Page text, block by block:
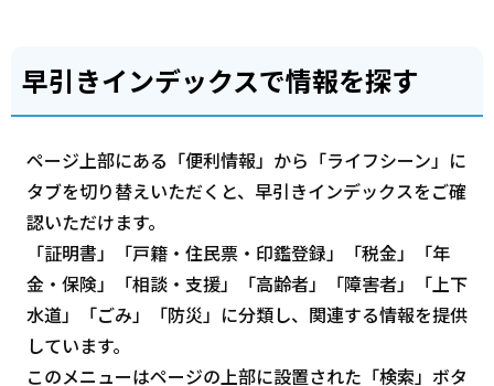
早引きインデックスで情報を探す
ページ上部にある「便利情報」から「ライフシーン」に
タブを切り替えいただくと、早引きインデックスをご確
認いただけます。
「証明書」「戸籍・住民票・印鑑登録」「税金」「年
金・保険」「相談・支援」「高齢者」「障害者」「上下
水道」「ごみ」「防災」に分類し、関連する情報を提供
しています。
このメニューはページの上部に設置された「検索」ボタ